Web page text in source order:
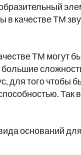
в качестве ТМ
ТМ могут
для того чтобы
оснований для